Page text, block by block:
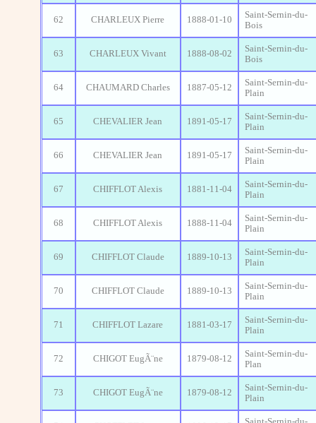
62 CHARLEUX Pierre 1888-01-10
Saint-Sernin-du-
Bois
63 CHARLEUX Vivant 1888-08-02
Saint-Sernin-du-
Bois
64 CHAUMARD Charles 1887-05-12
Saint-Sernin-du-
Plain
65 CHEVALIER Jean 1891-05-17
Saint-Sernin-du-
Plain
66 CHEVALIER Jean 1891-05-17
Saint-Sernin-du-
Plain
67 CHIFFLOT Alexis 1881-11-04
Saint-Sernin-du-
Plain
68 CHIFFLOT Alexis 1888-11-04
Saint-Sernin-du-
Plain
69 CHIFFLOT Claude 1889-10-13
Saint-Sernin-du-
Plain
70 CHIFFLOT Claude 1889-10-13
Saint-Sernin-du-
Plain
71 CHIFFLOT Lazare 1881-03-17
Saint-Sernin-du-
Plain
72 CHIGOT EugÃ¨ne 1879-08-12
Saint-Sernin-du-
Plan
73 CHIGOT EugÃ¨ne 1879-08-12
Saint-Sernin-du-
Plain